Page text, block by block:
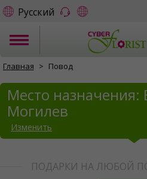
Русский
Главная Повод
Место назначения:
Могилев
Изменить
ПОДАРКИ НА ЛЮБОЙ